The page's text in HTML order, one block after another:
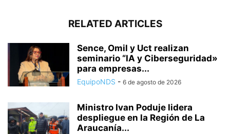
RELATED ARTICLES
Sence, Omil y Uct realizan
seminario “IA y Ciberseguridad»
para empresas...
EquipoNDS - 6 de agosto de 2026
Ministro Ivan Poduje lidera
despliegue en la Región de La
Araucanía...